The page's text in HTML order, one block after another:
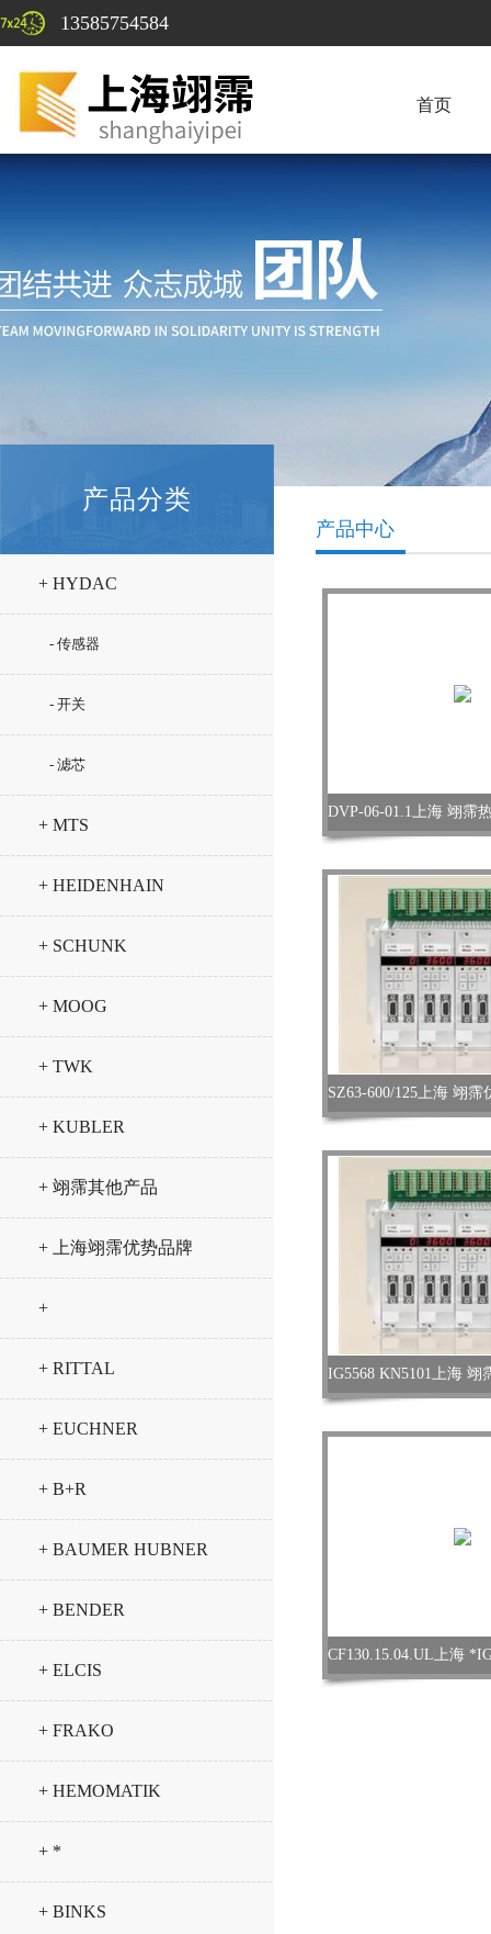
13585754584
首页
产品分类
+ HYDAC
- 传感器
- 开关
- 滤芯
+ MTS
+ HEIDENHAIN
+ SCHUNK
+ MOOG
+ TWK
+ KUBLER
+ 翊霈其他产品
+ 上海翊霈优势品牌
+
+ RITTAL
+ EUCHNER
+ B+R
+ BAUMER HUBNER
+ BENDER
+ ELCIS
+ FRAKO
+ HEMOMATIK
+ *
+ BINKS
产品中心